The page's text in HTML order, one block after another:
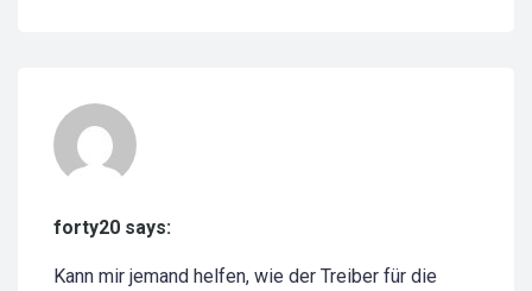
forty20 says:
Kann mir jemand helfen, wie der Treiber für die